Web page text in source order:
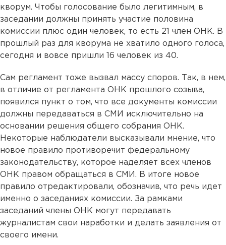
кворум. Чтобы голосование было легитимным, в
заседании должны принять участие половина
комиссии плюс один человек, то есть 21 член ОНК. В
прошлый раз для кворума не хватило одного голоса,
сегодня и вовсе пришли 16 человек из 40.
Сам регламент тоже вызвал массу споров. Так, в нем,
в отличие от регламента ОНК прошлого созыва,
появился пункт о том, что все документы комиссии
должны передаваться в СМИ исключительно на
основании решения общего собрания ОНК.
Некоторые наблюдатели высказывали мнение, что
новое правило противоречит федеральному
законодательству, которое наделяет всех членов
ОНК правом обращаться в СМИ. В итоге новое
правило отредактировали, обозначив, что речь идет
именно о заседаниях комиссии. За рамками
заседаний члены ОНК могут передавать
журналистам свои наработки и делать заявления от
своего имени.